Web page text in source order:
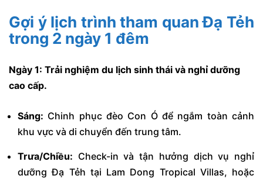
Gợi ý lịch trình tham quan Đạ Tẻh
trong 2 ngày 1 đêm
Ngày 1: Trải nghiệm du lịch sinh thái và nghỉ dưỡng
cao cấp.
Sáng: Chinh phục đèo Con Ó để ngắm toàn cảnh
khu vực và di chuyển đến trung tâm.
Trưa/Chiều: Check-in và tận hưởng dịch vụ nghỉ
dưỡng Đạ Tẻh tại Lam Dong Tropical Villas, hoặc